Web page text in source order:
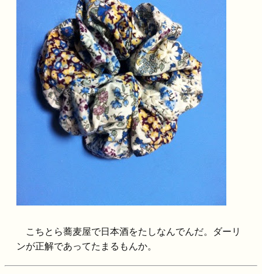
こちとら蕎麦屋で日本酒をたしなんでんだ。ダーリ
ンが正解であってたまるもんか。